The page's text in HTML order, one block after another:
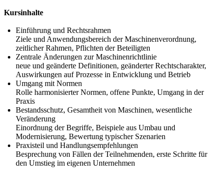
Kursinhalte
Einführung und Rechtsrahmen
Ziele und Anwendungsbereich der Maschinenverordnung,
zeitlicher Rahmen, Pflichten der Beteiligten
Zentrale Änderungen zur Maschinenrichtlinie
neue und geänderte Definitionen, geänderter Rechtscharakter,
Auswirkungen auf Prozesse in Entwicklung und Betrieb
Umgang mit Normen
Rolle harmonisierter Normen, offene Punkte, Umgang in der
Praxis
Bestandsschutz, Gesamtheit von Maschinen, wesentliche
Veränderung
Einordnung der Begriffe, Beispiele aus Umbau und
Modernisierung, Bewertung typischer Szenarien
Praxisteil und Handlungsempfehlungen
Besprechung von Fällen der Teilnehmenden, erste Schritte für
den Umstieg im eigenen Unternehmen